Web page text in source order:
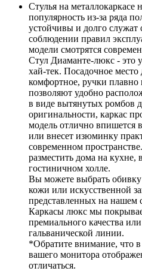
Стулья на
популярность из-за ряда
устойчивы и долго служат
соблюдении правил
модели смотрятся
Стул Диаманте-люкс - это
хай-тек. Посадочное
комфортное, ручки плавно
позволяют удобно
в виде вытянутых ромбов
оригинальности, каркас
модель отлично впишется
или внесет изюминку
современном
разместить дома на кухне,
гостиничном холле.
Вы можете выбрать
кожи или искусственной
представленных на нашем
Каркасы люкс мы
премиального качества
гальванической линии.
*Обратите внимание, что
вашего монитора
отличаться.